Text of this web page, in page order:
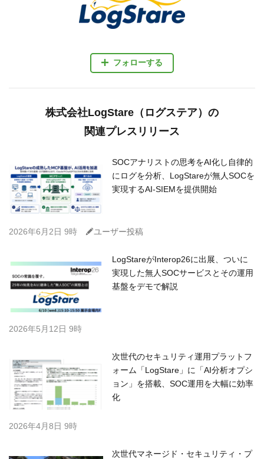
フォローする
株式会社LogStare（ログステア）の
関連プレスリリース
SOCアナリストの思考をAI化し自律的
にログを分析、LogStareが無人SOCを
実現するAI-SIEMを提供開始
2026年6月2日 9時 Cユーザー投稿
LogStareがInterop26に出展、ついに
実現した無人SOCサービスとその運用
基盤をデモで解説
2026年5月12日 9時
次世代のセキュリティ運用プラットフ
ォーム「LogStare」に「AI分析オプシ
ョン」を搭載、SOC運用を大幅に効率
化
2026年4月8日 9時
次世代マネージド・セキュリティ・プ